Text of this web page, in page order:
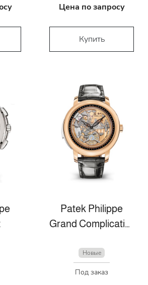
Цена по запросу
Купить
Patek Philippe
Grand Complications
Новые
Под заказ